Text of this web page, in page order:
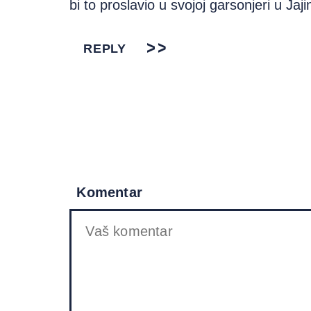
bi to proslavio u svojoj garsonjeri u
REPLY
Komentar